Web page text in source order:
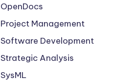
OpenDocs
Project Management
Software Development
Strategic Analysis
SysML